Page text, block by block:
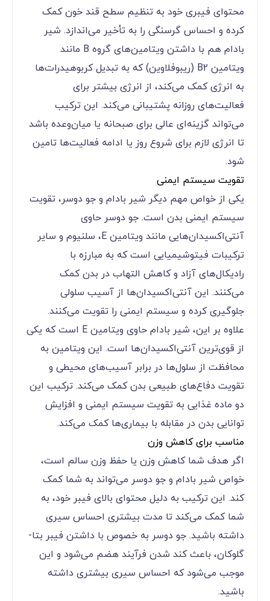
محتوای فیبری خود به تنظیم سطح قند خون کمک
کرده و احساس گرسنگی را به تأخیر می‌اندازد. شیر
بادام هم با داشتن ویتامین‌های گروه B مانند
ویتامین B2 (ریبوفلاوین) که به تبدیل کربوهیدرات‌ها
به انرژی کمک می‌کند، از انرژی بیشتر برای
فعالیت‌های روزانه پشتیبانی می‌کند. این ترکیب
می‌تواند گزینه‌ای عالی برای صبحانه یا میان‌وعده باشد
تا انرژی لازم برای شروع روز یا ادامه فعالیت‌ها تامین
شود.
تقویت سیستم ایمنی
یکی از خواص مهم دیگر شیر بادام و جو دوسر، تقویت
سیستم ایمنی بدن است. جو دوسر حاوی
آنتی‌اکسیدان‌هایی مانند ویتامین E، سلنیوم و سایر
ترکیبات فیتوشیمیایی است که به مبارزه با
رادیکال‌های آزاد و کاهش التهاب در بدن کمک
می‌کنند. این آنتی‌اکسیدان‌ها از آسیب سلولی
جلوگیری کرده و سیستم ایمنی را تقویت می‌کنند.
علاوه بر این، شیر بادام حاوی ویتامین E است که یکی
از قوی‌ترین آنتی‌اکسیدان‌ها است. این ویتامین به
محافظت از سلول‌ها در برابر آسیب‌های محیطی و
تقویت دفاع‌های طبیعی بدن کمک می‌کند. ترکیب این
دو ماده غذایی به تقویت سیستم ایمنی و افزایش
توانایی بدن در مقابله با بیماری‌ها کمک می‌کند.
مناسب برای کاهش وزن
اگر هدف شما کاهش وزن یا حفظ وزن سالم است،
خواص شیر بادام و جو دوسر می‌تواند به شما کمک
کند. این ترکیب به دلیل محتوای بالای فیبر خود، به
شما کمک می‌کند تا مدت بیشتری احساس سیری
داشته باشید. جو دوسر به خصوص با داشتن فیبر بتا-
گلوکان، باعث کند شدن فرآیند هضم می‌شود و این
موجب می‌شود که احساس سیری بیشتری داشته
باشید.